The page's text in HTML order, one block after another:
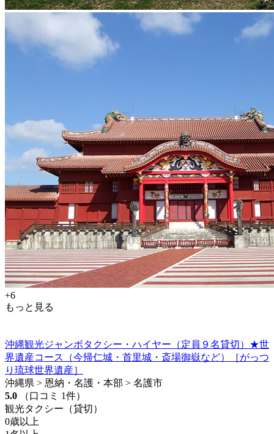
+6
もっと見る
沖縄観光ジャンボタクシー・ハイヤー（定員９名貸切）★世
界遺産コース（今帰仁城・首里城・斎場御嶽など）［がっつ
り琉球世界遺産］
沖縄県 > 恩納・名護・本部 > 名護市
5.0
（口コミ 1件）
観光タクシー（貸切）
0歳以上